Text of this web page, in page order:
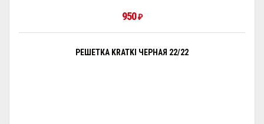
950₽
РЕШЕТКА KRATKI ЧЕРНАЯ 22/22